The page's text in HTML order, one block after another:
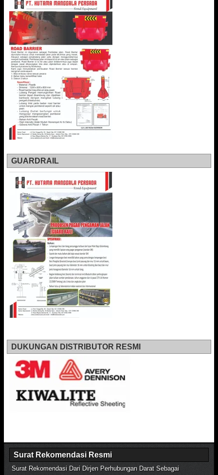
GUARDRAIL
DUKUNGAN DISTRIBUTOR RESMI
Surat Rekomendasi Resmi
Surat Rekomendasi Dari Dirjen Perhubungan Darat Sebagai